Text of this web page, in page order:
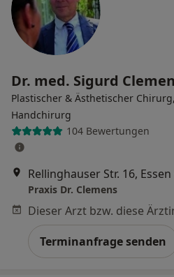
Dr. med. Sigurd
Plastischer & Ästhetischer
Handchirurg
104 Bewertungen
Rellinghauser Str. 16, Essen
Praxis Dr. Clemens
Terminanfrage senden